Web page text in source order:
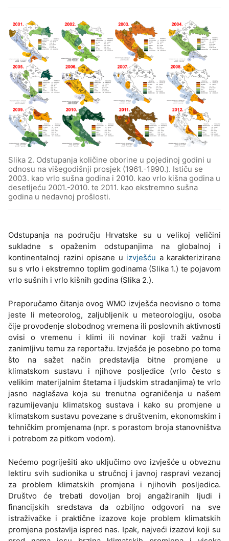
Slika 2. Odstupanja količine oborine u pojedinoj godini u
odnosu na višegodišnji prosjek (1961.-1990.). Ističu se
2003. kao vrlo sušna godina i 2010. kao vrlo kišna godina u
desetljeću 2001.-2010. te 2011. kao ekstremno sušna
godina u nedavnoj prošlosti.
Odstupanja na području Hrvatske su u velikoj veličini
sukladne s opaženim odstupanjima na globalnoj i
kontinentalnoj razini opisane u izvješću a karakterizirane
su s vrlo i ekstremno toplim godinama (Slika 1.) te pojavom
vrlo sušnih i vrlo kišnih godina (Slika 2.).
Preporučamo čitanje ovog WMO izvješća neovisno o tome
jeste li meteorolog, zaljubljenik u meteorologiju, osoba
čije provođenje slobodnog vremena ili poslovnih aktivnosti
ovisi o vremenu i klimi ili novinar koji traži važnu i
zanimljivu temu za reportažu. Izvješće je posebno po tome
što na sažet način predstavlja bitne promjene u
klimatskom sustavu i njihove posljedice (vrlo često s
velikim materijalnim štetama i ljudskim stradanjima) te vrlo
jasno naglašava koja su trenutna ograničenja u našem
razumijevanju klimatskog sustava i kako su promjene u
klimatskom sustavu povezane s društvenim, ekonomskim i
tehničkim promjenama (npr. s porastom broja stanovništva
i potrebom za pitkom vodom).
Nećemo pogriješiti ako uključimo ovo izvješće u obveznu
lektiru svih sudionika u stručnoj i javnoj raspravi vezanoj
za problem klimatskih promjena i njihovih posljedica.
Društvo će trebati dovoljan broj angažiranih ljudi i
financijskih sredstava da ozbiljno odgovori na sve
istraživačke i praktične izazove koje problem klimatskih
promjena postavlja ispred nas. Ipak, najveći izazovi koji su